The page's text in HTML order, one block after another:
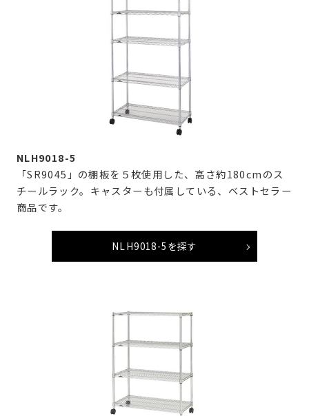
NLH9018-5
「SR9045」の棚板を５枚使用した、高さ約180cmのス
チールラック。キャスターも付属している、ベストセラー
商品です。
NLH9018-5を探す